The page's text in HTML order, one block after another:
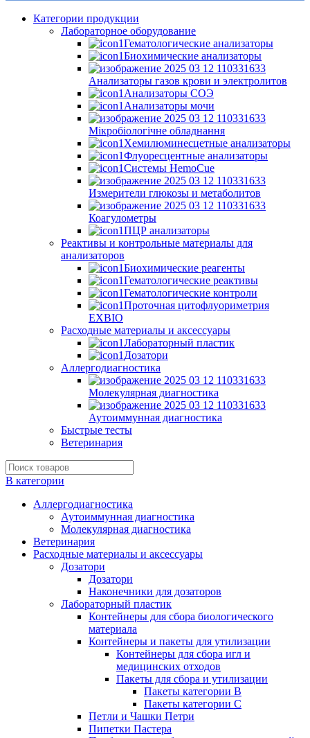
Категории продукции
Лабораторное оборудование
Гематологические анализаторы
Биохимические анализаторы
Анализаторы газов крови и электролитов
Анализаторы СОЭ
Анализаторы мочи
Мікробіологічне обладнання
Хемилюминесцетные анализаторы
Флуоресцентные анализаторы
Системы HemoCue
Измерители глюкозы и метаболитов
Коагулометры
ПЦР анализаторы
Реактивы и контрольные материалы для
анализаторов
Биохимические реагенты
Гематологические реактивы
Гематологические контроли
Проточная цитофлуориметрия
EXBIO
Расходные материалы и аксессуары
Лабораторный пластик
Дозатори
Аллергодиагностика
Молекулярная диагностика
Аутоиммунная диагностика
Быстрые тесты
Ветеринария
В категории
Аллергодиагностика
Аутоиммунная диагностика
Молекулярная диагностика
Ветеринария
Расходные материалы и аксессуары
Дозатори
Дозатори
Наконечники для дозаторов
Лабораторный пластик
Контейнеры для сбора биологического
материала
Контейнеры и пакеты для утилизации
Контейнеры для сбора игл и
медицинских отходов
Пакеты для сбора и утилизации
Пакеты категории B
Пакеты категории C
Петли и Чашки Петри
Пипетки Пастера